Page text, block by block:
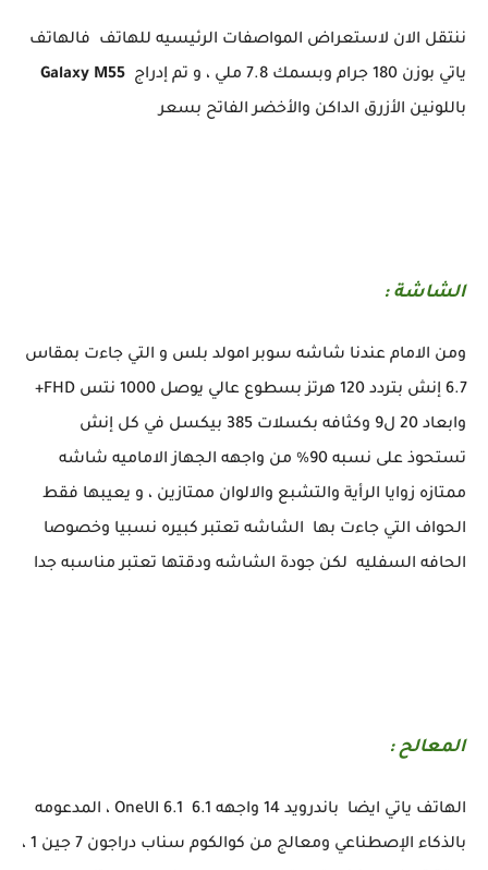
ننتقل الان لاستعراض المواصفات الرئيسيه للهاتف فالهاتف
ياتي بوزن 180 جرام وبسمك 7.8 ملي ، و تم إدراج
Galaxy M55
باللونين الأزرق الداكن والأخضر الفاتح بسعر
الشاشة :
ومن الامام عندنا شاشه سوبر امولد بلس و التي جاءت بمقاس
6.7 إنش بتردد 120 هرتز بسطوع عالي يوصل 1000 نتس FHD+
وابعاد 20 ل9 وكثافه بكسلات 385 بيكسل في كل إنش
تستحوذ على نسبه 90% من واجهه الجهاز الاماميه شاشه
ممتازه زوايا الرأية والتشبع والالوان ممتازين ، و يعيبها فقط
الحواف التي جاءت بها الشاشه تعتبر كبيره نسبيا وخصوصا
الحافه السفليه لكن جودة الشاشه ودقتها تعتبر مناسبه جدا
المعالح :
الهاتف ياتي ايضا باندرويد 14 واجهه OneUI 6.1 6.1 ، المدعومه
بالذكاء الإصطناعي ومعالج من كوالكوم سناب دراجون 7 جين 1 ،